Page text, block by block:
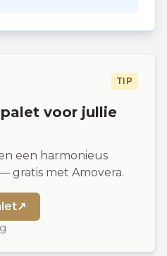
TIP
voor jullie
een harmonieus
gratis met Amovera.
↗